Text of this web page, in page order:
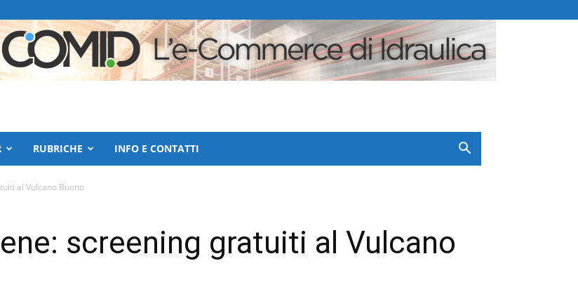
RUBRICHE INFO E CONTATTI
al Vulcano Buono
screening gratuiti al Vulcano